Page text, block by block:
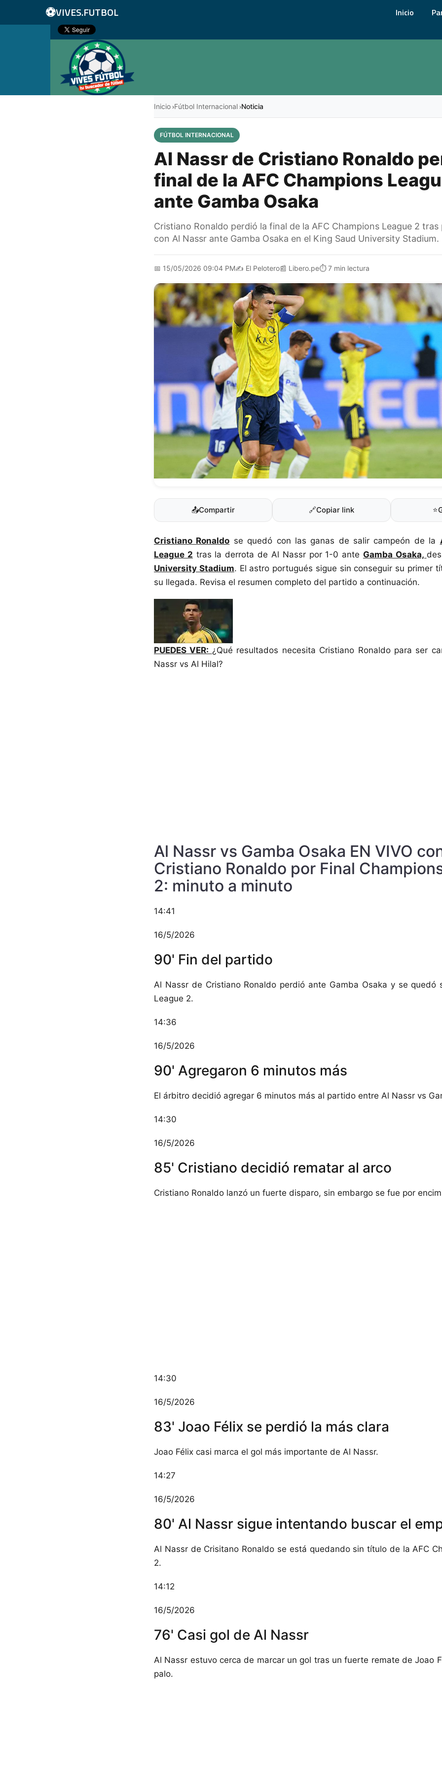
⚽VIVES.FUTBOL Inicio
Inicio ›Fútbol Internacional ›Noticia
FÚTBOL INTERNACIONAL
Al Nassr de Cristiano Ronaldo
final de la AFC Champions
ante Gamba Osaka
Cristiano Ronaldo perdió la final de la AFC Champions League 2
con Al Nassr ante Gamba Osaka en el King Saud University Stadium.
📅 15/05/2026 09:04 PM✍️ El Pelotero📰 Libero.pe⏱️ 7 min lectura
📤Compartir 🔗Copiar link ⭐
Cristiano Ronaldo se quedó con las ganas de salir campeón de la
League 2 tras la derrota de Al Nassr por 1-0 ante Gamba Osaka,
University Stadium. El astro portugués sigue sin conseguir su primer
su llegada. Revisa el resumen completo del partido a continuación.
PUEDES VER: ¿Qué resultados necesita Cristiano Ronaldo para ser
Nassr vs Al Hilal?
Al Nassr vs Gamba Osaka EN VIVO
Cristiano Ronaldo por Final
2: minuto a minuto
14:41
16/5/2026
90' Fin del partido
Al Nassr de Cristiano Ronaldo perdió ante Gamba Osaka y se quedó
League 2.
14:36
16/5/2026
90' Agregaron 6 minutos más
El árbitro decidió agregar 6 minutos más al partido entre Al Nassr vs
14:30
16/5/2026
85' Cristiano decidió rematar al arco
Cristiano Ronaldo lanzó un fuerte disparo, sin embargo se fue por
14:30
16/5/2026
83' Joao Félix se perdió la más clara
Joao Félix casi marca el gol más importante de Al Nassr.
14:27
16/5/2026
80' Al Nassr sigue intentando buscar el
Al Nassr de Crisitano Ronaldo se está quedando sin título de la AFC
2.
14:12
16/5/2026
76' Casi gol de Al Nassr
Al Nassr estuvo cerca de marcar un gol tras un fuerte remate de Joao
palo.